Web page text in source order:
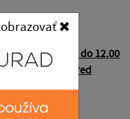
uskutočniť v
Prešov, odbor
od 8,00 hod. do 12,00
dohodnúť vopred